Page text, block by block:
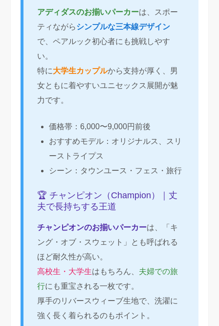
アディダスのお揃いパーカーは、スポー
ティながらシンプルな三本線デザイン
で、ペアルック初心者にも挑戦しやす
い。
特に大学生カップルから支持が厚く、男
女ともに着やすいユニセックス展開が魅
力です。
価格帯：6,000〜9,000円前後
おすすめモデル：オリジナルス、スリ
ーストライプス
シーン：タウンユース・フェス・旅行
🏆 チャンピオン（Champion）｜丈
夫で長持ちする王道
チャンピオンのお揃いパーカーは、「キ
ング・オブ・スウェット」とも呼ばれる
ほど耐久性が高い。
高校生・大学生はもちろん、 夫婦での旅
行にも重宝される一枚です。
厚手のリバースウィーブ生地で、洗濯に
強く長く着られるのもポイント。